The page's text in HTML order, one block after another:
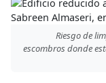
Riesgo de
escombros donde